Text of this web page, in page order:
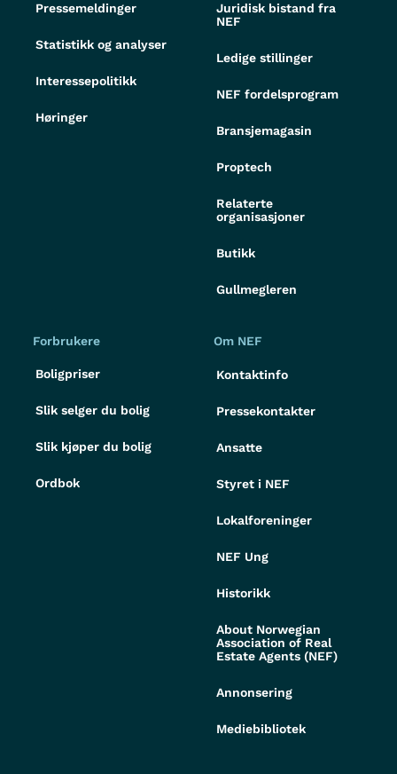
Pressemeldinger
Statistikk og analyser
Interessepolitikk
Høringer
Juridisk bistand fra
NEF
Ledige stillinger
NEF fordelsprogram
Bransjemagasin
Proptech
Relaterte
organisasjoner
Butikk
Gullmegleren
Forbrukere
Boligpriser
Slik selger du bolig
Slik kjøper du bolig
Ordbok
Om NEF
Kontaktinfo
Pressekontakter
Ansatte
Styret i NEF
Lokalforeninger
NEF Ung
Historikk
About Norwegian
Association of Real
Estate Agents (NEF)
Annonsering
Mediebibliotek